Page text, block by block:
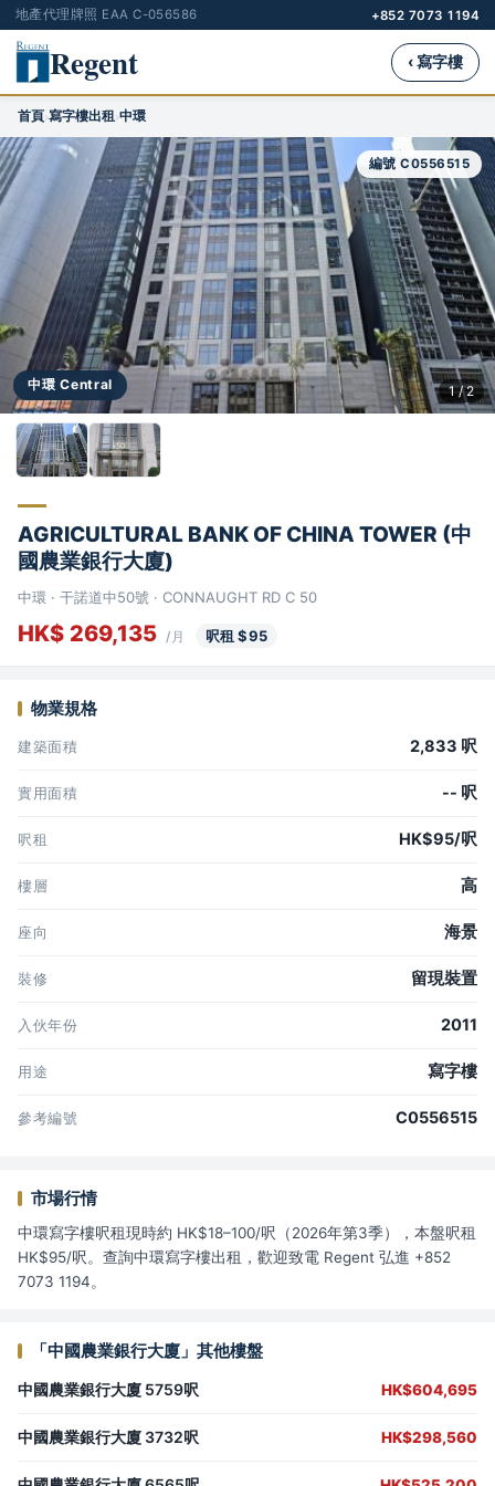
地產代理牌照 EAA C-056586 +852 7073 1194
Regent ‹ 寫字樓
首頁›寫字樓出租›中環
中環 Central
編號 C0556515
1 / 2
AGRICULTURAL BANK OF CHINA TOWER (中
國農業銀行大廈)
中環 · 干諾道中50號 · CONNAUGHT RD C 50
HK$ 269,135 /月 呎租 $95
物業規格
建築面積 2,833 呎
實用面積 -- 呎
呎租 HK$95/呎
樓層 高
座向 海景
裝修 留現裝置
入伙年份 2011
用途 寫字樓
參考編號 C0556515
市場行情
中環寫字樓呎租現時約 HK$18–100/呎（2026年第3季），本盤呎租
HK$95/呎。查詢中環寫字樓出租，歡迎致電 Regent 弘進 +852
7073 1194。
「中國農業銀行大廈」其他樓盤
中國農業銀行大廈 5759呎 HK$604,695
中國農業銀行大廈 3732呎 HK$298,560